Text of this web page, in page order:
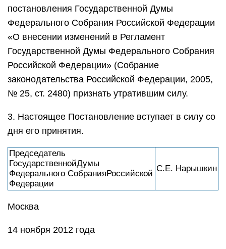
постановления Государственной Думы
Федерального Собрания Российской Федерации
«О внесении изменений в Регламент
Государственной Думы Федерального Собрания
Российской Федерации» (Собрание
законодательства Российской Федерации, 2005,
№ 25, ст. 2480) признать утратившим силу.
3. Настоящее Постановление вступает в силу со
дня его принятия.
Председатель
ГосударственнойДумы
Федерального СобранияРоссийской
Федерации
C.E. Нарышкин
Москва
14 ноября 2012 года